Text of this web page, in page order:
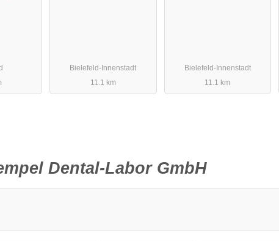
Bielefeld-Innenstadt
11.1 km
Bielefeld-Innenstadt
11.1 km
Dental-Labor GmbH